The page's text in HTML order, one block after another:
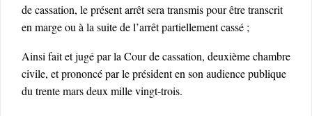
de cassation, le présent arrêt sera transmis pour être transcrit
en marge ou à la suite de l’arrêt partiellement cassé ;
Ainsi fait et jugé par la Cour de cassation, deuxième chambre
civile, et prononcé par le président en son audience publique
du trente mars deux mille vingt-trois.